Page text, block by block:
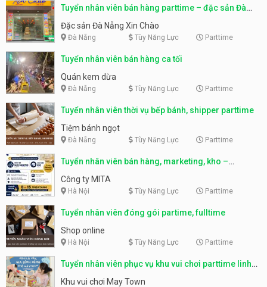
Tuyển nhân viên bán hàng parttime – đặc sản Đà
Nẵng
Đặc sản Đà Nẵng Xin Chào
Đà Nẵng Tùy Năng Lực Parttime
Tuyển nhân viên bán hàng ca tối
Quán kem dừa
Đà Nẵng Tùy Năng Lực Parttime
Tuyển nhân viên thời vụ bếp bánh, shipper parttime
Tiệm bánh ngọt
Đà Nẵng Tùy Năng Lực Parttime
Tuyển nhân viên bán hàng, marketing, kho –
parttime, fulltime
Công ty MITA
Hà Nội Tùy Năng Lực Parttime
Tuyển nhân viên đóng gói partime, fulltime
Shop online
Hà Nội Tùy Năng Lực Parttime
Tuyển nhân viên phục vụ khu vui chơi parttime linh
động
Khu vui chơi May Town